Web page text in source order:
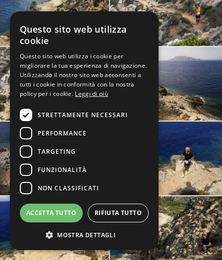
Questo sito web utilizza
cookie
Questo sito web utilizza i cookie per
migliorare la tua esperienza di navigazione.
Utilizzando il nostro sito web acconsenti a
tutti i cookie in conformità con la nostra
policy per i cookie. Leggi di più
STRETTAMENTE NECESSARI
PERFORMANCE
TARGETING
FUNZIONALITÀ
NON CLASSIFICATI
ACCETTA TUTTO RIFIUTA TUTTO
MOSTRA DETTAGLI